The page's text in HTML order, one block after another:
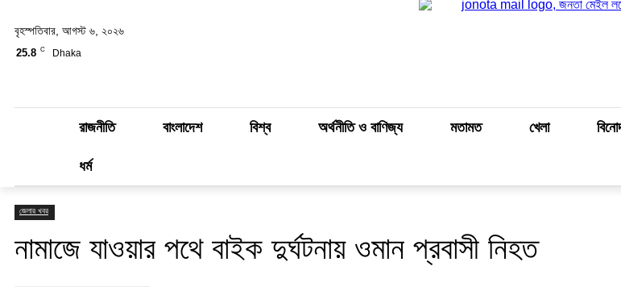
বৃহস্পতিবার, আগস্ট ৬, ২০২৬
25.8 C Dhaka
রাজনীতি বাংলাদেশ বিশ্ব অর্থনীতি ও বাণিজ্য মতামত খেলা
ধর্ম
জেলার খবর
নামাজে যাওয়ার পথে বাইক দুর্ঘটনায় ওমান প্রবাসী নিহত